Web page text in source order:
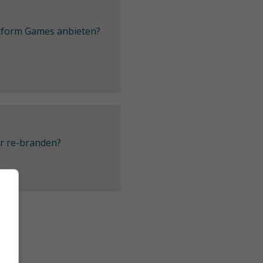
Games anbieten?
re-branden?